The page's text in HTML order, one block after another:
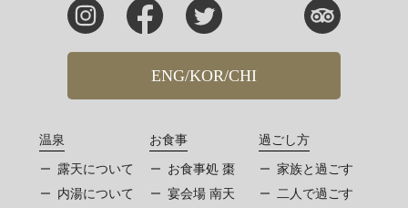
温泉
露天について
内湯について
お食事
お食事処 棗
宴会場 南天
過ごし方
家族と過ごす
二人で過ごす
ENG/KOR/CHI